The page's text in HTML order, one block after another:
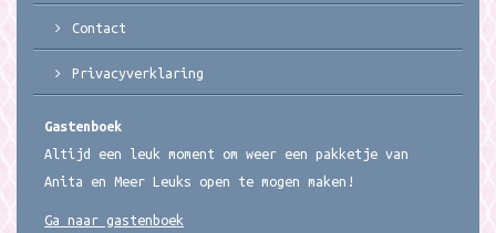
Contact
Privacyverklaring
Gastenboek
Altijd een leuk moment om weer een pakketje van
Anita en Meer Leuks open te mogen maken!
Ga naar gastenboek